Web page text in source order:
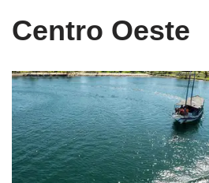
Centro Oeste